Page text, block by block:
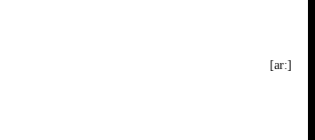
[:ar]